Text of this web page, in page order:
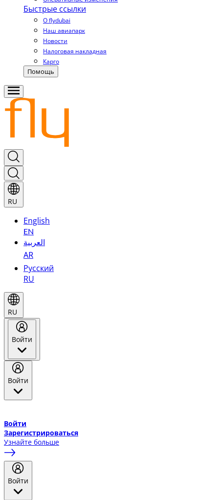
Быстрые ссылки
О flydubai
Наш авиапарк
Новости
Налоговая накладная
Карго
Помощь
RU
English
EN
العربية
AR
Русский
RU
RU
Войти
Войти
Войти
Зарегистрироваться
Узнайте больше
Войти